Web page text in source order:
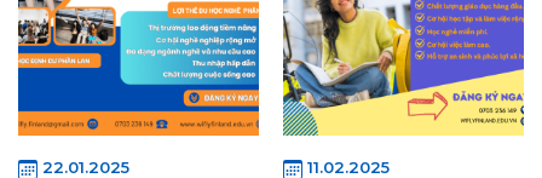
22.01.2025 11.02.2025